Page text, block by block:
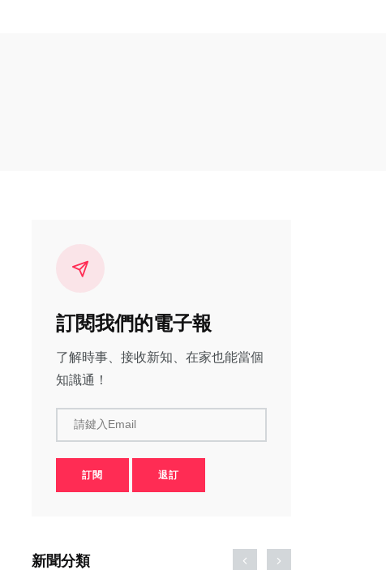
訂閱我們的電子報
了解時事、接收新知、在家也能當個
知識通！
請鍵入Email
訂閱 退訂
新聞分類